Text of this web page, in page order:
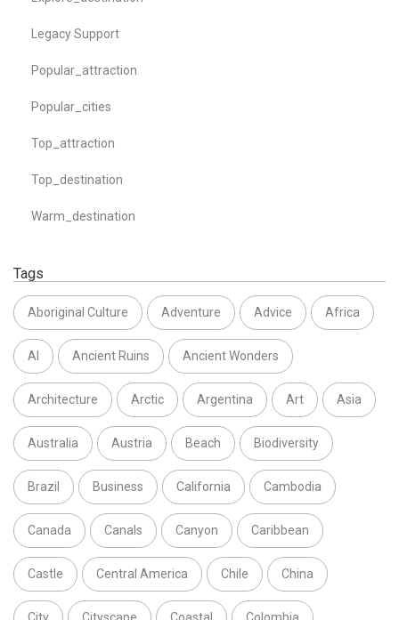
Legacy Support
Popular_attraction
Popular_cities
Top_attraction
Top_destination
Warm_destination
Tags
Aboriginal Culture Adventure Advice Africa
AI Ancient Ruins Ancient Wonders
Architecture Arctic Argentina Art Asia
Australia Austria Beach Biodiversity
Brazil Business California Cambodia
Canada Canals Canyon Caribbean
Castle Central America Chile China
City Cityscape Coastal Colombia